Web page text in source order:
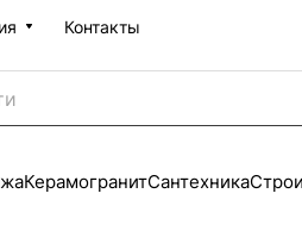
Контакты
КерамогранитСантехника